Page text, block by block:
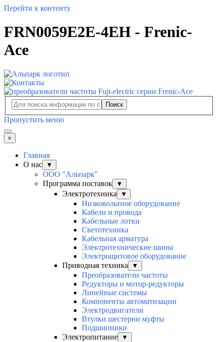
Перейти к контенту
FRN0059E2E-4EH - Frenic-
Ace
Поиск
Пропустить меню
×
Главная
О нас
▼
ООО "Альпарк"
Программа поставок
▼
Электротехника ▼
Низковольтное оборудование
Кабели и провода
Кабельные лотки
Светотехника
Кабельная арматура
Электротехнические шины
Электрощитовое оборудование
Приводная техника
▼
Преобразователи частоты
Редукторы и мотор-редукторы
Линейные системы
Компоненты автоматизации
Электродвигатели
Втулки шестерни муфты
Подшипники
Электропитание
▼